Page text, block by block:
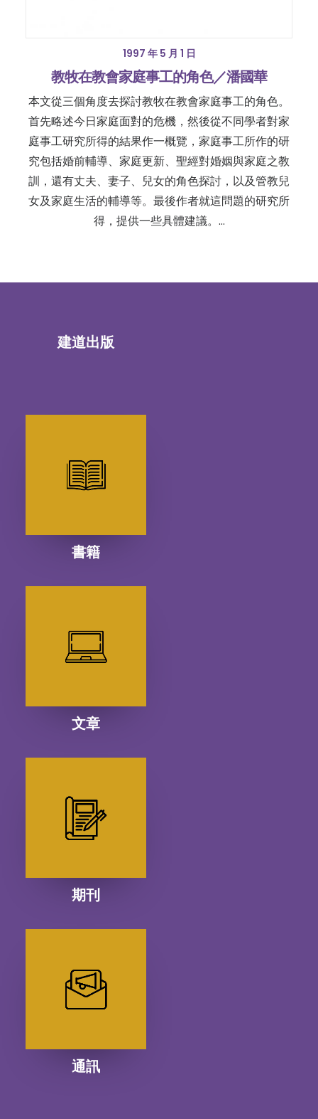
1997 年 5 月 1 日
教牧在教會家庭事工的角色／潘國華
本文從三個角度去探討教牧在教會家庭事工的角色。
首先略述今日家庭面對的危機，然後從不同學者對家
庭事工研究所得的結果作一概覽，家庭事工所作的研
究包括婚前輔導、家庭更新、聖經對婚姻與家庭之教
訓，還有丈夫、妻子、兒女的角色探討，以及管教兒
女及家庭生活的輔導等。最後作者就這問題的研究所
得，提供一些具體建議。…
建道出版
書籍
文章
期刊
通訊